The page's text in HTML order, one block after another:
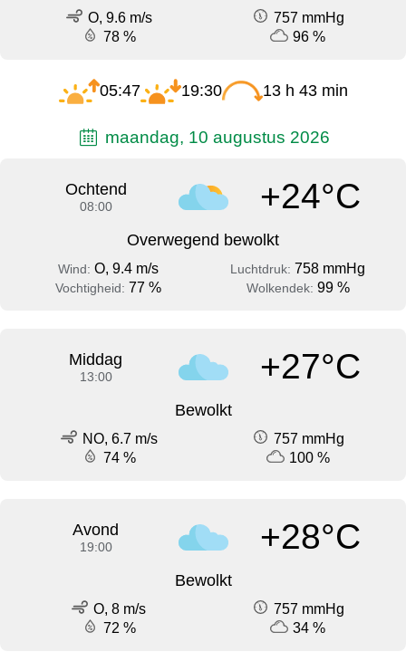
O, 9.6 m/s
757 mmHg
78 %
96 %
05:47 19:30 13 h 43 min
maandag, 10 augustus 2026
Ochtend
08:00 +24°C
Overwegend bewolkt
Wind: O, 9.4 m/s Luchtdruk: 758 mmHg
Vochtigheid: 77 % Wolkendek: 99 %
Middag
13:00 +27°C
Bewolkt
NO, 6.7 m/s
757 mmHg
74 %
100 %
Avond
19:00 +28°C
Bewolkt
O, 8 m/s
757 mmHg
72 %
34 %